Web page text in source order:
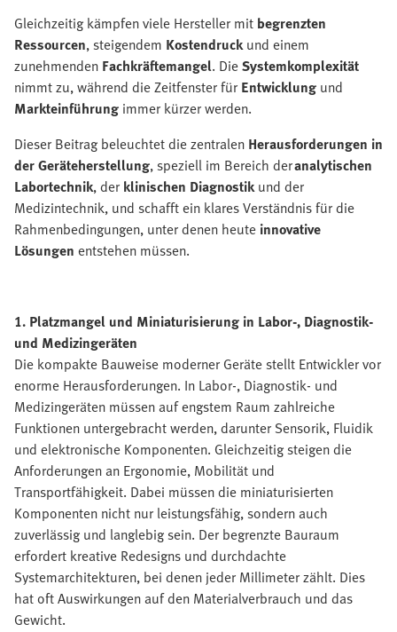
Gleichzeitig kämpfen viele Hersteller mit begrenzten
Ressourcen, steigendem Kostendruckund einem
zunehmenden Fachkräftemangel. DieSystemkomplexität
nimmt zu, während die Zeitfenster für Entwicklung und
Markteinführung immer kürzer werden.
Dieser Beitrag beleuchtet die zentralen Herausforderungen in
der Geräteherstellung, speziell im Bereich deranalytischen
Labortechnik, der klinischen Diagnostikund der
Medizintechnik, und schafft ein klares Verständnis für die
Rahmenbedingungen, unter denen heute innovative
Lösungen entstehen müssen.
1. Platzmangel und Miniaturisierung in Labor-, Diagnostik-
und Medizingeräten
Die kompakte Bauweise moderner Geräte stellt Entwickler vor
enorme Herausforderungen. In Labor-, Diagnostik- und
Medizingeräten müssen auf engstem Raum zahlreiche
Funktionen untergebracht werden, darunter Sensorik, Fluidik
und elektronische Komponenten. Gleichzeitig steigen die
Anforderungen an Ergonomie, Mobilität und
Transportfähigkeit. Dabei müssen die miniaturisierten
Komponenten nicht nur leistungsfähig, sondern auch
zuverlässig und langlebig sein. Der begrenzte Bauraum
erfordert kreative Redesigns und durchdachte
Systemarchitekturen, bei denen jeder Millimeter zählt. Dies
hat oft Auswirkungen auf den Materialverbrauch und das
Gewicht.